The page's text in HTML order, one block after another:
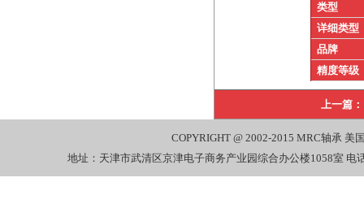
类型
详细类型
品牌
精度等级
上一篇：
COPYRIGHT @ 2002-2015 MRC轴承 美
地址：天津市武清区京津电子商务产业园综合办公楼1058室 电